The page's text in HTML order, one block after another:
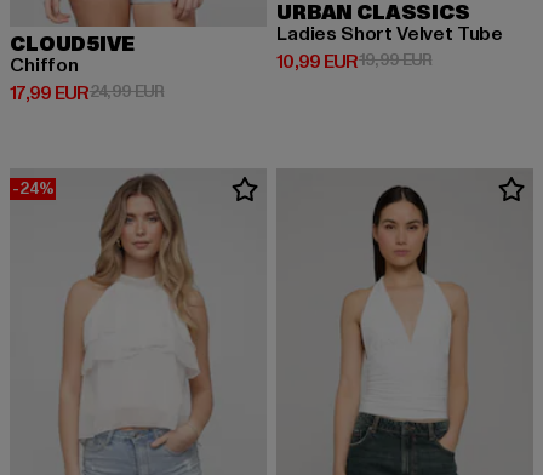
CLOUD5IVE
Chiffon
17,99 EUR
Derzeitiger Preis: 17,99 EUR
24,99 EURAktionspreis: 24,99 EUR
URBAN CLASSICS
Ladies Short Velvet Tube
10,99 EUR
Derzeitiger Preis: 10,99 EUR
19,99 EURAktionspreis:
-24%